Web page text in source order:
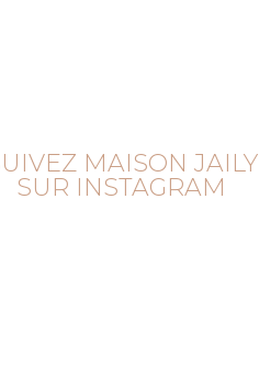
MAISON JAILY
SUR INSTAGRAM